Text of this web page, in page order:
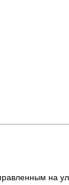
на